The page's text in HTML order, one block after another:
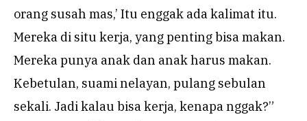
orang susah mas,’ Itu enggak ada kalimat itu.
Mereka di situ kerja, yang penting bisa makan.
Mereka punya anak dan anak harus makan.
Kebetulan, suami nelayan, pulang sebulan
sekali. Jadi kalau bisa kerja, kenapa nggak?”